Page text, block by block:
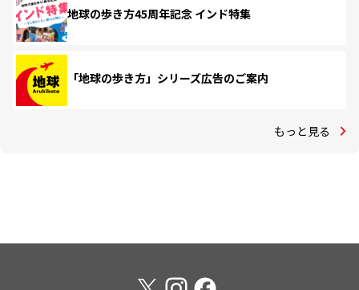
地球の歩き方45周年記念 インド特集
「地球の歩き方」シリーズ広告のご案内
もっと見る